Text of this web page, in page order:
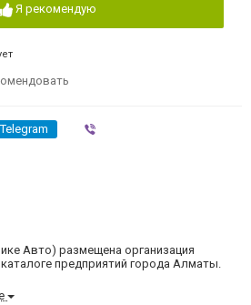
Я рекомендую
Telegram
Авто) размещена организация
предприятий города Алматы.